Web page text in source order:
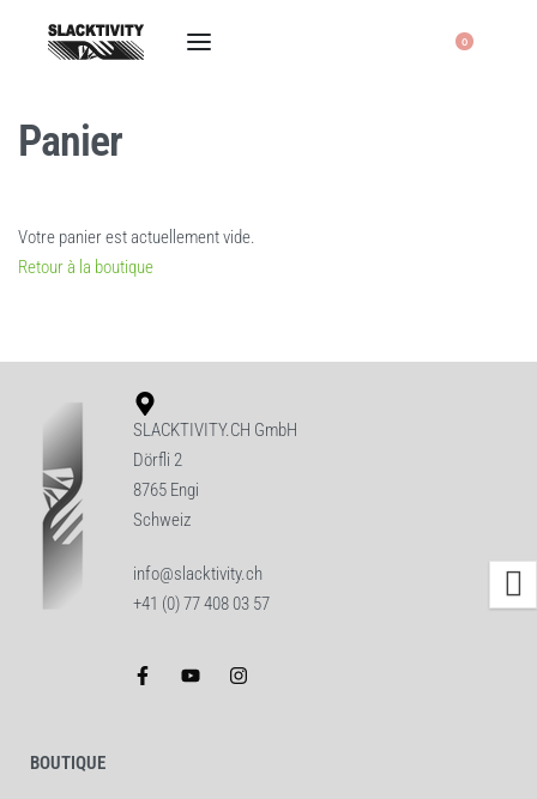
0
Panier
Votre panier est actuellement vide.
Retour à la boutique
SLACKTIVITY.CH GmbH
Dörfli 2
8765 Engi
Schweiz
info@slacktivity.ch
+41 (0) 77 408 03 57
BOUTIQUE